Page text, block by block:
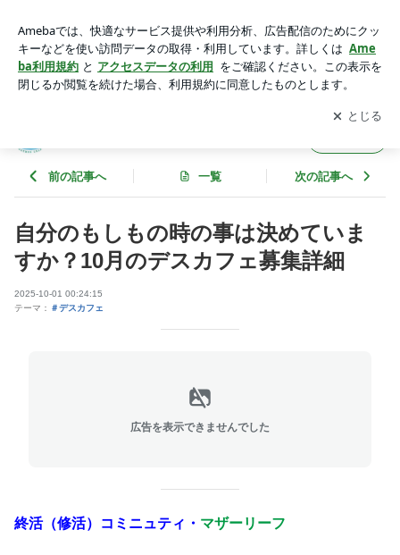
リーフ | 感謝の気持ちで自分を生きる！
アプリをダウンロードして ブログの更新通知
を受け取りまし
ょう。
開く
前の記事へ 一覧 次の記事へ
自分のもしもの時の事は決めていま
すか？10月のデスカフェ募集詳細
2025-10-01 00:24:15
テーマ： ＃デスカフェ
広告を表示できませんでした
終活（修活）コミニュティ・ マザーリーフ